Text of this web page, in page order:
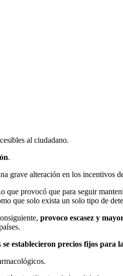
al ciudadano.
.
grave alteración en los incentivos
provocó que para seguir
que solo exista un solo tipo de
provoco escasez y
se establecieron precios fijos para